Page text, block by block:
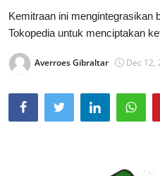
Contact
Olahraga
Kemitraan ini mengintegrasikan
Tokopedia untuk menciptakan
Averroes Gibraltar Dec 12,